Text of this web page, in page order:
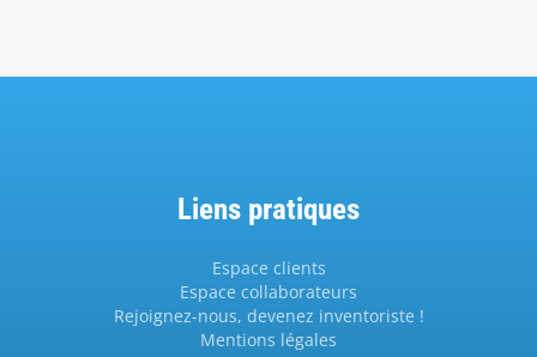
Liens pratiques
Espace clients
Espace collaborateurs
Rejoignez-nous, devenez inventoriste !
Mentions légales